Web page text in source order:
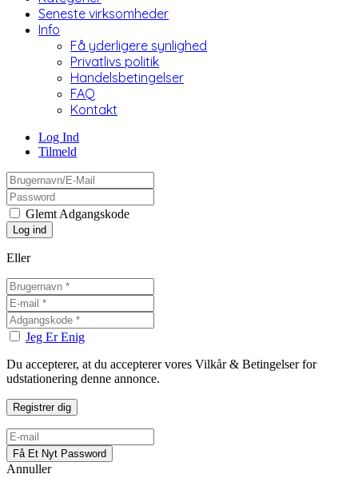
Seneste virksomheder
Info
Få yderligere synlighed
Privatlivs politik
Handelsbetingelser
FAQ
Kontakt
Log Ind
Tilmeld
Glemt Adgangskode
Eller
Jeg Er Enig
Du accepterer, at du accepterer vores Vilkår & Betingelser for
udstationering denne annonce.
Annuller